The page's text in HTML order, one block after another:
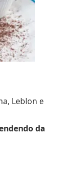
Leblon e
da